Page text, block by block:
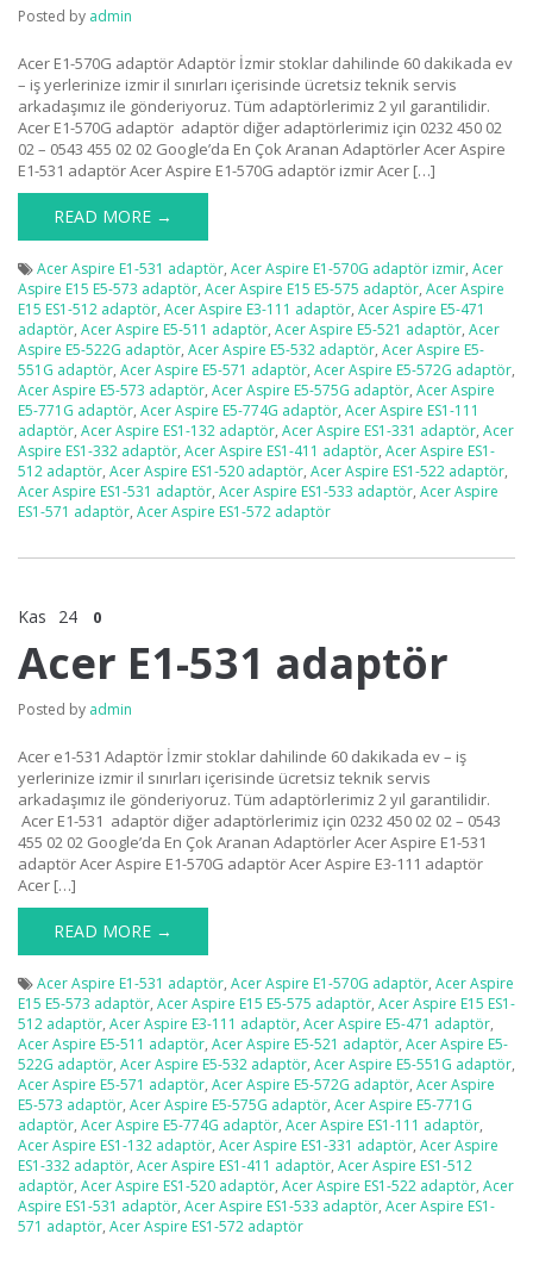
Posted by admin
Acer E1-570G adaptör Adaptör İzmir stoklar dahilinde 60 dakikada ev
– iş yerlerinize izmir il sınırları içerisinde ücretsiz teknik servis
arkadaşımız ile gönderiyoruz. Tüm adaptörlerimiz 2 yıl garantilidir.
Acer E1-570G adaptör adaptör diğer adaptörlerimiz için 0232 450 02
02 – 0543 455 02 02 Google’da En Çok Aranan Adaptörler Acer Aspire
E1-531 adaptör Acer Aspire E1-570G adaptör izmir Acer […]
READ MORE →
Acer Aspire E1-531 adaptör, Acer Aspire E1-570G adaptör izmir, Acer
Aspire E15 E5-573 adaptör, Acer Aspire E15 E5-575 adaptör, Acer Aspire
E15 ES1-512 adaptör, Acer Aspire E3-111 adaptör, Acer Aspire E5-471
adaptör, Acer Aspire E5-511 adaptör, Acer Aspire E5-521 adaptör, Acer
Aspire E5-522G adaptör, Acer Aspire E5-532 adaptör, Acer Aspire E5-
551G adaptör, Acer Aspire E5-571 adaptör, Acer Aspire E5-572G adaptör,
Acer Aspire E5-573 adaptör, Acer Aspire E5-575G adaptör, Acer Aspire
E5-771G adaptör, Acer Aspire E5-774G adaptör, Acer Aspire ES1-111
adaptör, Acer Aspire ES1-132 adaptör, Acer Aspire ES1-331 adaptör, Acer
Aspire ES1-332 adaptör, Acer Aspire ES1-411 adaptör, Acer Aspire ES1-
512 adaptör, Acer Aspire ES1-520 adaptör, Acer Aspire ES1-522 adaptör,
Acer Aspire ES1-531 adaptör, Acer Aspire ES1-533 adaptör, Acer Aspire
ES1-571 adaptör, Acer Aspire ES1-572 adaptör
Kas 24 0
Acer E1-531 adaptör
Posted by admin
Acer e1-531 Adaptör İzmir stoklar dahilinde 60 dakikada ev – iş
yerlerinize izmir il sınırları içerisinde ücretsiz teknik servis
arkadaşımız ile gönderiyoruz. Tüm adaptörlerimiz 2 yıl garantilidir.
Acer E1-531 adaptör diğer adaptörlerimiz için 0232 450 02 02 – 0543
455 02 02 Google’da En Çok Aranan Adaptörler Acer Aspire E1-531
adaptör Acer Aspire E1-570G adaptör Acer Aspire E3-111 adaptör
Acer […]
READ MORE →
Acer Aspire E1-531 adaptör, Acer Aspire E1-570G adaptör, Acer Aspire
E15 E5-573 adaptör, Acer Aspire E15 E5-575 adaptör, Acer Aspire E15 ES1-
512 adaptör, Acer Aspire E3-111 adaptör, Acer Aspire E5-471 adaptör,
Acer Aspire E5-511 adaptör, Acer Aspire E5-521 adaptör, Acer Aspire E5-
522G adaptör, Acer Aspire E5-532 adaptör, Acer Aspire E5-551G adaptör,
Acer Aspire E5-571 adaptör, Acer Aspire E5-572G adaptör, Acer Aspire
E5-573 adaptör, Acer Aspire E5-575G adaptör, Acer Aspire E5-771G
adaptör, Acer Aspire E5-774G adaptör, Acer Aspire ES1-111 adaptör,
Acer Aspire ES1-132 adaptör, Acer Aspire ES1-331 adaptör, Acer Aspire
ES1-332 adaptör, Acer Aspire ES1-411 adaptör, Acer Aspire ES1-512
adaptör, Acer Aspire ES1-520 adaptör, Acer Aspire ES1-522 adaptör, Acer
Aspire ES1-531 adaptör, Acer Aspire ES1-533 adaptör, Acer Aspire ES1-
571 adaptör, Acer Aspire ES1-572 adaptör